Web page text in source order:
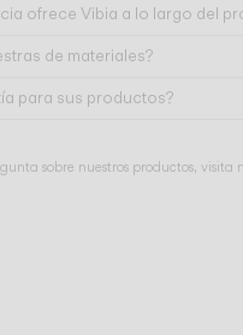
ofrece Vibia a lo largo del
de materiales?
para sus productos?
sobre nuestros productos, visita